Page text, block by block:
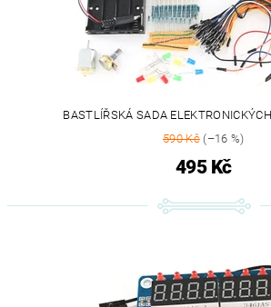
BASTLÍŘSKÁ SADA
590 Kč(–16 %)
495 Kč